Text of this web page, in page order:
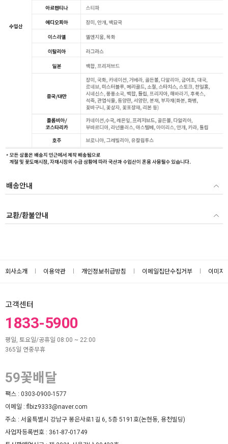
배송안내
교환/환불안내
회사소개 이용약관 개인정보취급방침 이메일집단수집거부 이미지
고객센터
1833-5900
평일, 토요일/공휴일 08:00 ~ 22:00
365일 연중무휴
59꽃배달
팩스 : 0303-0900-1577
이메일 :flbiz9333@naver.com
주소 : 서울특별시 강남구 봉은사로1길 6, 5층 5191호(논현동, 용천빌딩)
사업자등록번호 : 361-87-01749